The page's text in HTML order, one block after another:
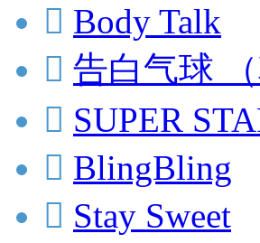
 Body Talk
 告白气球 （
 SUPER
 BlingBling
 Stay Sweet